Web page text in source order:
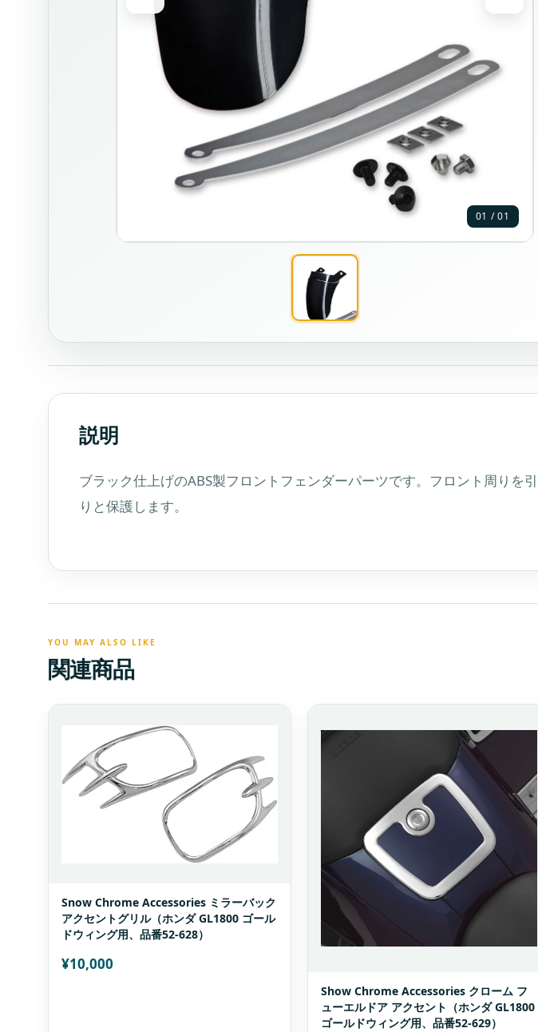
01 / 01
説明
ブラック仕上げのABS製フロントフェンダーパーツです。フロント周り
りと保護します。
関連商品
Snow Chrome Accessories ミラーバック
アクセントグリル（ホンダ GL1800 ゴール
ドウィング用、品番52-628）
¥10,000
Show Chrome Accessories クローム フ
ューエルドア アクセント（ホンダ GL1800
ゴールドウィング用、品番52-629）